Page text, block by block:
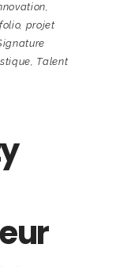
,
, projet
, Talent